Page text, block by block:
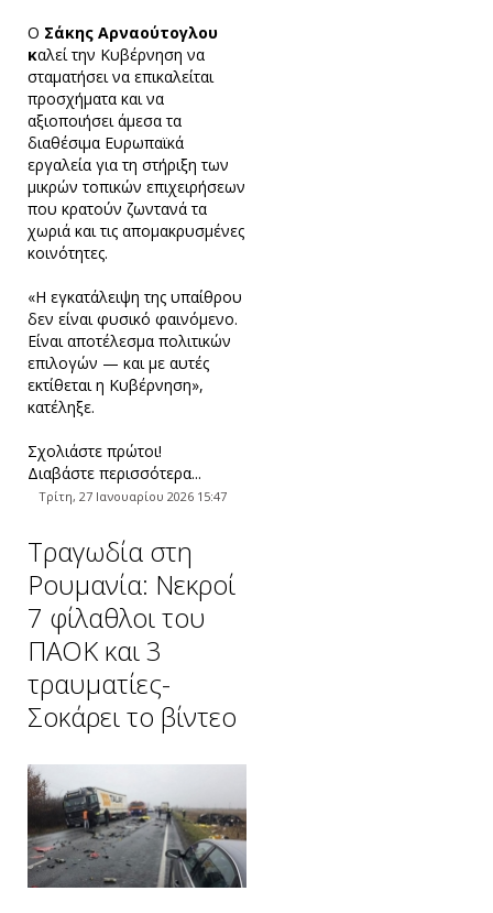
Ο Σάκης Αρναούτογλου
καλεί την Κυβέρνηση να
σταματήσει να επικαλείται
προσχήματα και να
αξιοποιήσει άμεσα τα
διαθέσιμα Ευρωπαϊκά
εργαλεία για τη στήριξη των
μικρών τοπικών επιχειρήσεων
που κρατούν ζωντανά τα
χωριά και τις απομακρυσμένες
κοινότητες.
«Η εγκατάλειψη της υπαίθρου
δεν είναι φυσικό φαινόμενο.
Είναι αποτέλεσμα πολιτικών
επιλογών — και με αυτές
εκτίθεται η Κυβέρνηση»,
κατέληξε.
Σχολιάστε πρώτοι!
Διαβάστε περισσότερα...
Τρίτη, 27 Ιανουαρίου 2026 15:47
Τραγωδία στη
Ρουμανία: Νεκροί
7 φίλαθλοι του
ΠΑΟΚ και 3
τραυματίες-
Σοκάρει το βίντεο